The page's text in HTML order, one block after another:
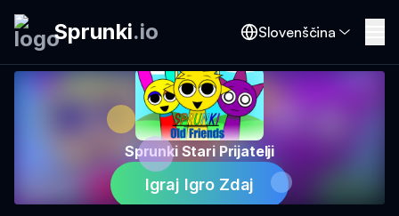
Sprunki.io Slovenščina
Sprunki Stari Prijatelji
Igraj Igro Zdaj